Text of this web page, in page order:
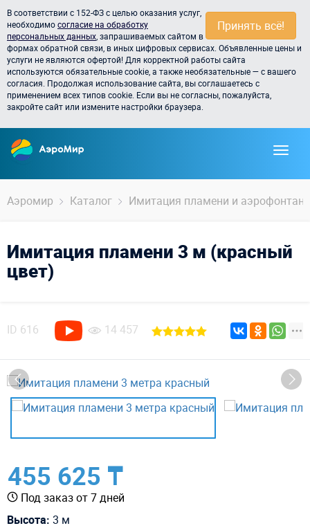
Принять всё!
В соответствии с 152-ФЗ с целью оказания услуг,
необходимосогласие на обработку
персональных данных , запрашиваемых сайтом в
формах обратной связи, в иных цифровых сервисах. Объявленные цены и
услуги не являются офертой! Для корректной работы сайта
используются обязательные cookie, а также необязательные — с вашего
согласия. Продолжая использование сайта, вы соглашаетесь с
применением всех типов cookie. Если вы не согласны, пожалуйста,
закройте сайт или измените настройки браузера.
Аэромир Каталог Имитация пламени и
Имитация пламени 3 м (красный
цвет)
ID 616 14 457
455 625 ₸
Под заказ от 7 дней
Высота: 3 м